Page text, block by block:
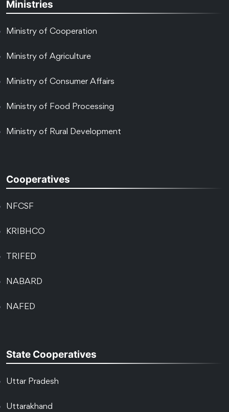
Ministries
Ministry of Cooperation
Ministry of Agriculture
Ministry of Consumer Affairs
Ministry of Food Processing
Ministry of Rural Development
Cooperatives
NFCSF
KRIBHCO
TRIFED
NABARD
NAFED
State Cooperatives
Uttar Pradesh
Uttarakhand